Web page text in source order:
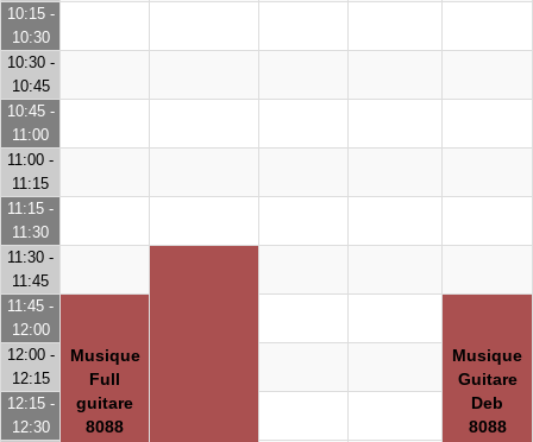
10:15 -
10:30
10:30 -
10:45
10:45 -
11:00
11:00 -
11:15
11:15 -
11:30
11:30 -
11:45
11:45 -
12:00
Musique
Full
guitare
8088
Musique
Guitare
Deb
8088
12:00 -
12:15
12:15 -
12:30